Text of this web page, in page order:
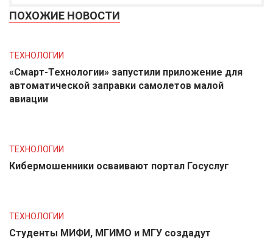
ПОХОЖИЕ НОВОСТИ
ТЕХНОЛОГИИ
«Смарт-Технологии» запустили приложение для
автоматической заправки самолетов малой
авиации
ТЕХНОЛОГИИ
Кибермошенники осваивают портал Госуслуг
ТЕХНОЛОГИИ
Студенты МИФИ, МГИМО и МГУ создадут